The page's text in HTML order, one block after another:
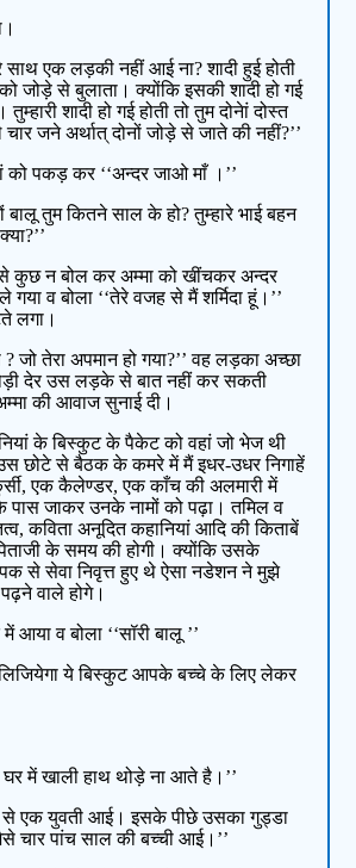
साथ एक लड़की नहीं आई ना? शादी हुई होती
जोड़े से बुलाता। क्योंकि इसकी शादी हो गई
शादी हो गई होती तो तुम दोनेां दोस्त
जने अर्थात् दोनों जोड़े से जाते की नहीं?’’
पकड़ कर ‘‘अन्दर जाओ माँ ।’’
बालू तुम कितने साल के हो? तुम्हारे भाई बहन
कुछ न बोल कर अम्मा को खींचकर अन्दर
व बोला ‘‘तेरे वजह से मैं शर्मिदा हूं।’’
लगा।
? जो तेरा अपमान हो गया?’’ वह लड़का अच्छा
देर उस लड़के से बात नहीं कर सकती
की आवाज सुनाई दी।
के बिस्कुट के पैकेट को वहां जो भेज थी
छोटे से बैठक के कमरे में मैं इधर-उधर निगाहें
एक कैलेण्डर, एक काँच की अलमारी में
जाकर उनके नामों को पढ़ा। तमिल व
कविता अनूदित कहानियां आदि की किताबें
के समय की होगी। क्योंकि उसके
से सेवा निवृत्त हुए थे ऐसा नडेशन ने मुझे
वाले होगे।
व बोला ‘‘सॉरी बालू ’’
लिजियेगा ये बिस्कुट आपके बच्चे के लिए लेकर
घर में खाली हाथ थोड़े ना आते है।’’
से एक युवती आई। इसके पीछे उसका गुड्डा
चार पांच साल की बच्ची आई।’’